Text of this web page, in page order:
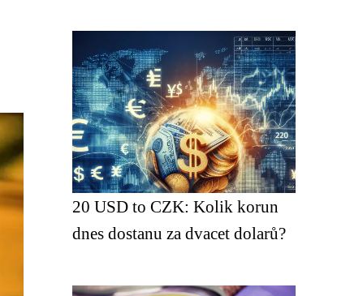
20 USD to CZK: Kolik korun
dnes dostanu za dvacet dolarů?